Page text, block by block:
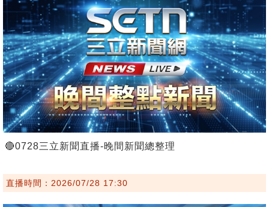
🔴0728三立新聞直播-晚間新聞總整理
直播時間：2026/07/28 17:30